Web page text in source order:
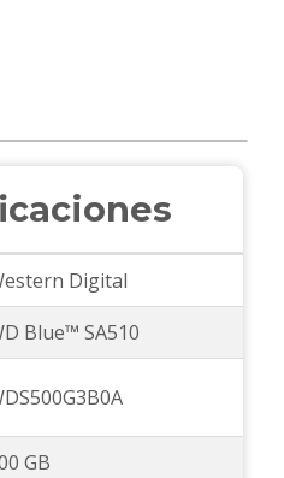
Digital
Blue™ SA510
GB